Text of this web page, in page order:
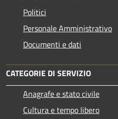
Politici
Personale Amministrativo
Documenti e dati
CATEGORIE DI SERVIZIO
Anagrafe e stato civile
Cultura e tempo libero